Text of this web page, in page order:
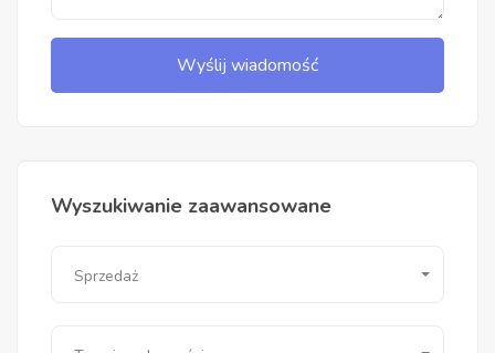
Wyślij wiadomość
Wyszukiwanie zaawansowane
Sprzedaż